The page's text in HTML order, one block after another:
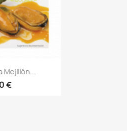
rápida
Mejillón...
€